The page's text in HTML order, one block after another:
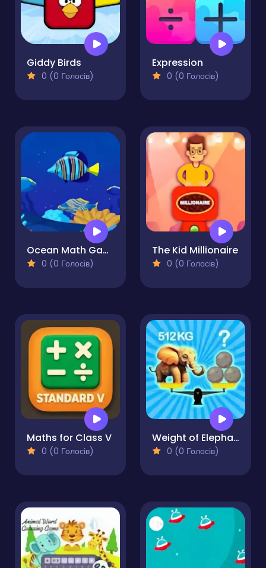
Giddy Birds
0 (0 Голосів)
Expression
0 (0 Голосів)
Ocean Math Game Online
0 (0 Голосів)
The Kid Millionaire
0 (0 Голосів)
Maths for Class V
0 (0 Голосів)
Weight of Elephants
0 (0 Голосів)